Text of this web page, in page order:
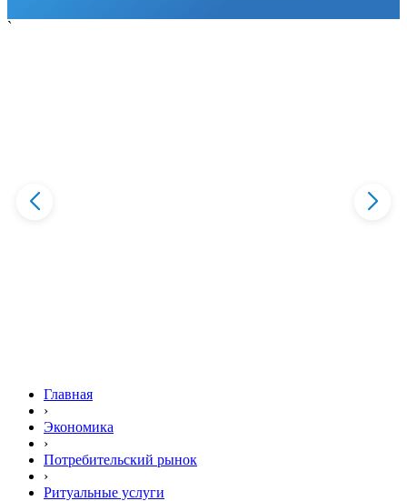
`
Главная
›
Экономика
›
Потребительский рынок
›
Ритуальные услуги